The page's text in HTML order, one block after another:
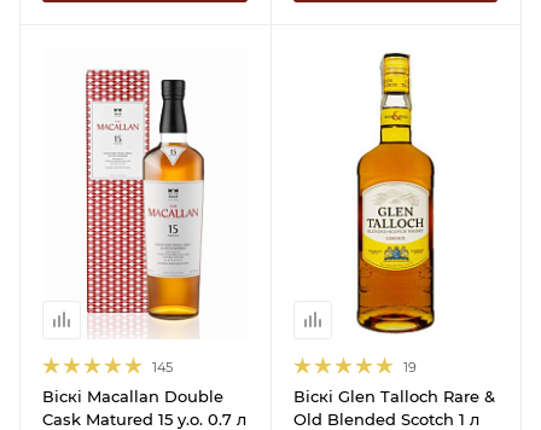
145
Віскі Macallan Double
Cask Matured 15 y.o. 0.7 л
19
Віскі Glen Talloch Rare &
Old Blended Scotch 1 л